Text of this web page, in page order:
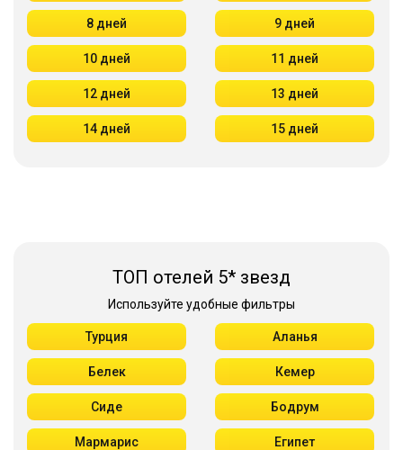
8 дней 9 дней
10 дней 11 дней
12 дней 13 дней
14 дней 15 дней
ТОП отелей 5* звезд
Используйте удобные фильтры
Турция Аланья
Белек Кемер
Сиде Бодрум
Мармарис Египет